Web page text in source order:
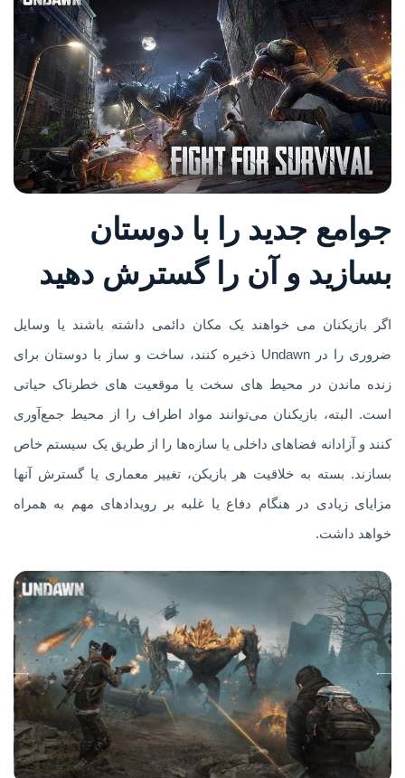
جوامع جدید را با دوستان
بسازید و آن را گسترش دهید
اگر بازیکنان می خواهند یک مکان دائمی داشته باشند یا وسایل
ضروری را در Undawn ذخیره کنند، ساخت و ساز با دوستان برای
زنده ماندن در محیط های سخت یا موقعیت های خطرناک حیاتی
است. البته، بازیکنان می‌توانند مواد اطراف را از محیط جمع‌آوری
کنند و آزادانه فضاهای داخلی یا سازه‌ها را از طریق یک سیستم خاص
بسازند. بسته به خلاقیت هر بازیکن، تغییر معماری یا گسترش آنها
مزایای زیادی در هنگام دفاع یا غلبه بر رویدادهای مهم به همراه
خواهد داشت.